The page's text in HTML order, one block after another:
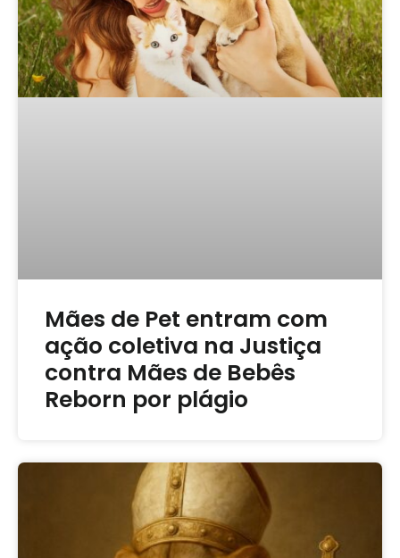
Mães de Pet entram com
ação coletiva na Justiça
contra Mães de Bebês
Reborn por plágio